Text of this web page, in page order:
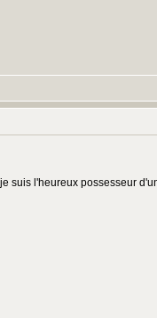
suis l'heureux possesseur